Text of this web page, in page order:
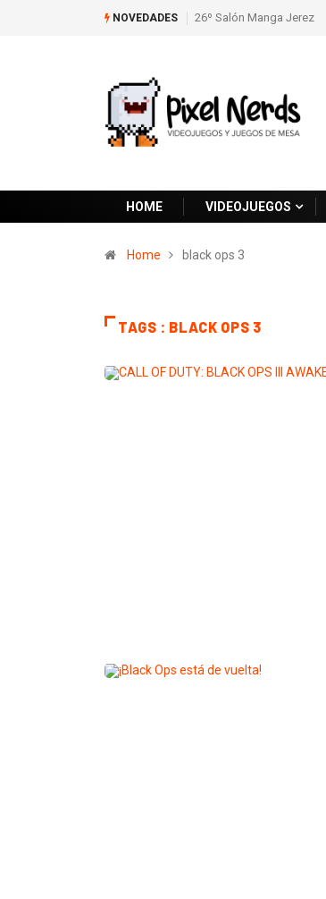
NOVEDADES 26º Salón Manga Jerez
HOME VIDEOJUEGOS
Home black ops 3
TAGS : BLACK OPS 3